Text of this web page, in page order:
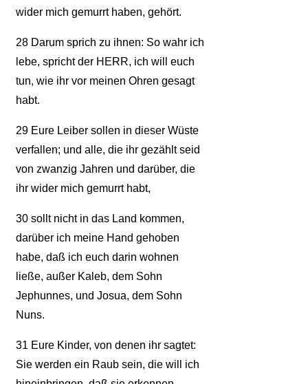
wider mich gemurrt haben, gehört.
28Darum sprich zu ihnen: So wahr ich
lebe, spricht der HERR, ich will euch
tun, wie ihr vor meinen Ohren gesagt
habt.
29Eure Leiber sollen in dieser Wüste
verfallen; und alle, die ihr gezählt seid
von zwanzig Jahren und darüber, die
ihr wider mich gemurrt habt,
30sollt nicht in das Land kommen,
darüber ich meine Hand gehoben
habe, daß ich euch darin wohnen
ließe, außer Kaleb, dem Sohn
Jephunnes, und Josua, dem Sohn
Nuns.
31 Eure Kinder, von denen ihr sagtet:
Sie werden ein Raub sein, die will ich